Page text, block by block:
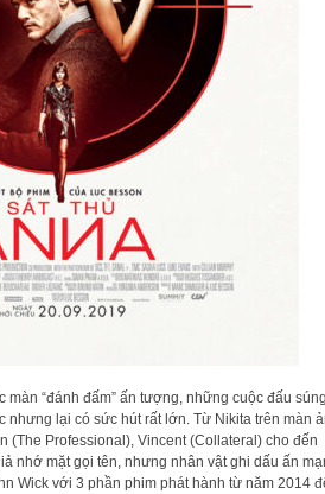
màn “đánh đấm” ấn tượng, những cuộc đấu
nhưng lại có sức hút rất lớn. Từ Nikita trên màn
(The Professional), Vincent (Collateral) cho đến
nhớ mặt gọi tên, nhưng nhân vật ghi dấu ấn
Wick với 3 phần phim phát hành từ năm 2014